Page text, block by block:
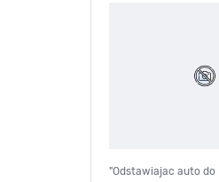
"Odstawiajac auto